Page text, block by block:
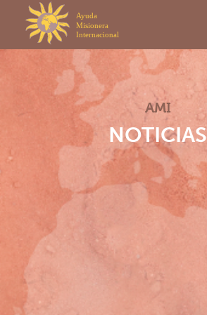
Panel de gestión de cookies
Nuestra Misión
Nuestra Organización
Nuestra Historia
CONTRIBUCIÓN & AYUDA
Cotización Económica
Red de atención
Repatriación Sanitaria
SECCIONES
Sección General
NOTICIAS
AMI